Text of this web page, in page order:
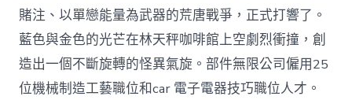
賭注、以單戀能量為武器的荒唐戰爭，正式打響了。
藍色與金色的光芒在林天秤咖啡館上空劇烈衝撞，創
造出一個不斷旋轉的怪異氣旋。部件無限公司僱用25
位機械制造工藝職位和car 電子電器技巧職位人才。